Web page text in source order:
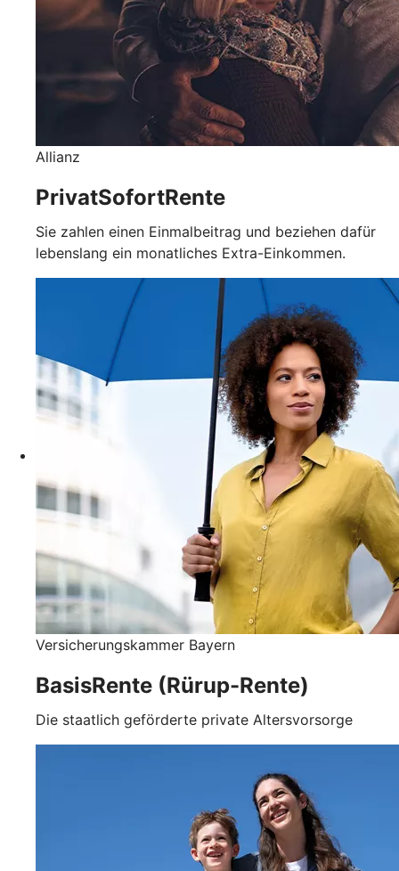
Allianz
PrivatSofortRente
Sie zahlen einen Einmalbeitrag und beziehen dafür
lebenslang ein monatliches Extra-Einkommen.
Versicherungskammer Bayern
BasisRente (Rürup-Rente)
Die staatlich geförderte private Altersvorsorge